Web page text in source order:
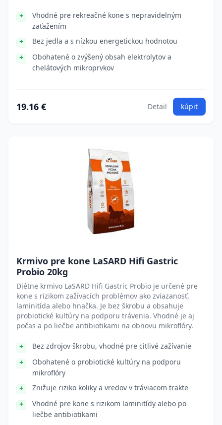
Vhodné pre rekreačné kone s nepravidelným
zaťažením
Bez jedla a s nízkou energetickou hodnotou
Obohatené o zvýšený obsah elektrolytov a
chelátových mikroprvkov
19.16 € Detail kúpiť
Krmivo pre kone LaSARD Hifi Gastric
Probio 20kg
Diétne krmivo LaSARD Hifi Gastric Probio je určené pre
kone s rizikom zažívacích problémov ako zviazanosť,
laminitída alebo hnačka. Je bez škrobu a obsahuje
probiotické kultúry na podporu trávenia. Vhodné je aj
počas a po liečbe antibiotikami na obnovu mikroflóry.
Bez zdrojov škrobu, vhodné pre citlivé zažívanie
Obohatené o probiotické kultúry na podporu
mikroflóry
Znižuje riziko koliky a vredov v tráviacom trakte
Vhodné pre kone s rizikom laminitídy alebo po
liečbe antibiotikami